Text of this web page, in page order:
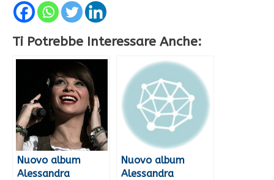
Ti Potrebbe Interessare Anche:
Nuovo album
Alessandra
Nuovo album
Alessandra